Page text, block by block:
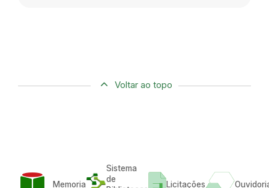
Voltar ao topo
Memoria
Sistema
de
Licitações